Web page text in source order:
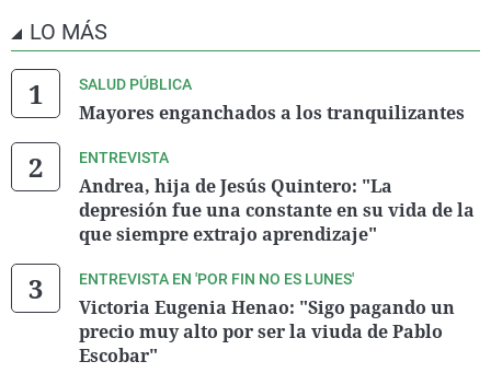
LO MÁS
SALUD PÚBLICA
Mayores enganchados a los tranquilizantes
ENTREVISTA
Andrea, hija de Jesús Quintero: "La
depresión fue una constante en su vida de la
que siempre extrajo aprendizaje"
ENTREVISTA EN 'POR FIN NO ES LUNES'
Victoria Eugenia Henao: "Sigo pagando un
precio muy alto por ser la viuda de Pablo
Escobar"